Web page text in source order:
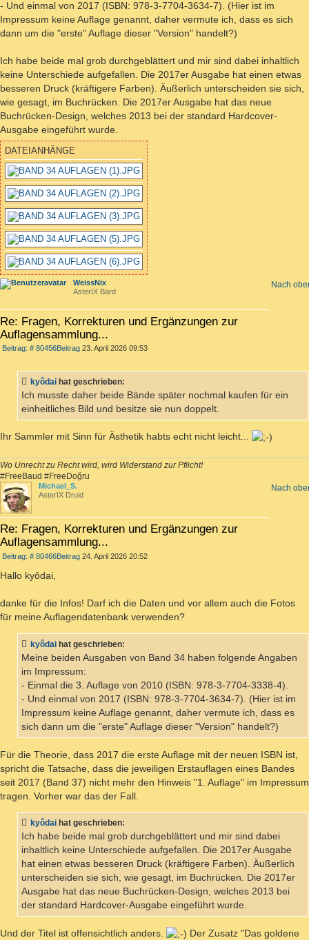
- Und einmal von 2017 (ISBN: 978-3-7704-3634-7). (Hier ist im
Impressum keine Auflage genannt, daher vermute ich, dass es sich
dann um die "erste" Auflage dieser "Version" handelt?)
Ich habe beide mal grob durchgeblättert und mir sind dabei inhaltlich
keine Unterschiede aufgefallen. Die 2017er Ausgabe hat einen etwas
besseren Druck (kräftigere Farben). Äußerlich unterscheiden sie sich,
wie gesagt, im Buchrücken. Die 2017er Ausgabe hat das neue
Buchrücken-Design, welches 2013 bei der standard Hardcover-
Ausgabe eingeführt wurde.
DATEIANHÄNGE
Nach
WeissNix
AsterIX Bard
Re: Fragen, Korrekturen und Ergänzungen zur
Auflagensammlung...
Beitrag: # 80456Beitrag 23. April 2026 09:53
kyôdai hat geschrieben:
Ich musste daher beide Bände später nochmal kaufen für ein
einheitliches Bild und besitze sie nun doppelt.
Ihr Sammler mit Sinn für Ästhetik habts echt nicht leicht...
Wo Unrecht zu Recht wird, wird Widerstand zur Pflicht!
#FreeBaud #FreeDoğru
Nach
Michael_S.
AsterIX Druid
Re: Fragen, Korrekturen und Ergänzungen zur
Auflagensammlung...
Beitrag: # 80466Beitrag 24. April 2026 20:52
Hallo kyôdai,
danke für die Infos! Darf ich die Daten und vor allem auch die Fotos
für meine Auflagendatenbank verwenden?
kyôdai hat geschrieben:
Meine beiden Ausgaben von Band 34 haben folgende Angaben
im Impressum:
- Einmal die 3. Auflage von 2010 (ISBN: 978-3-7704-3338-4).
- Und einmal von 2017 (ISBN: 978-3-7704-3634-7). (Hier ist im
Impressum keine Auflage genannt, daher vermute ich, dass es
sich dann um die "erste" Auflage dieser "Version" handelt?)
Für die Theorie, dass 2017 die erste Auflage mit der neuen ISBN ist,
spricht die Tatsache, dass die jeweiligen Erstauflagen eines Bandes
seit 2017 (Band 37) nicht mehr den Hinweis "1. Auflage" im Impressum
tragen. Vorher war das der Fall.
kyôdai hat geschrieben:
Ich habe beide mal grob durchgeblättert und mir sind dabei
inhaltlich keine Unterschiede aufgefallen. Die 2017er Ausgabe
hat einen etwas besseren Druck (kräftigere Farben). Äußerlich
unterscheiden sie sich, wie gesagt, im Buchrücken. Die 2017er
Ausgabe hat das neue Buchrücken-Design, welches 2013 bei
der standard Hardcover-Ausgabe eingeführt wurde.
Und der Titel ist offensichtlich anders.
Der Zusatz "Das goldene